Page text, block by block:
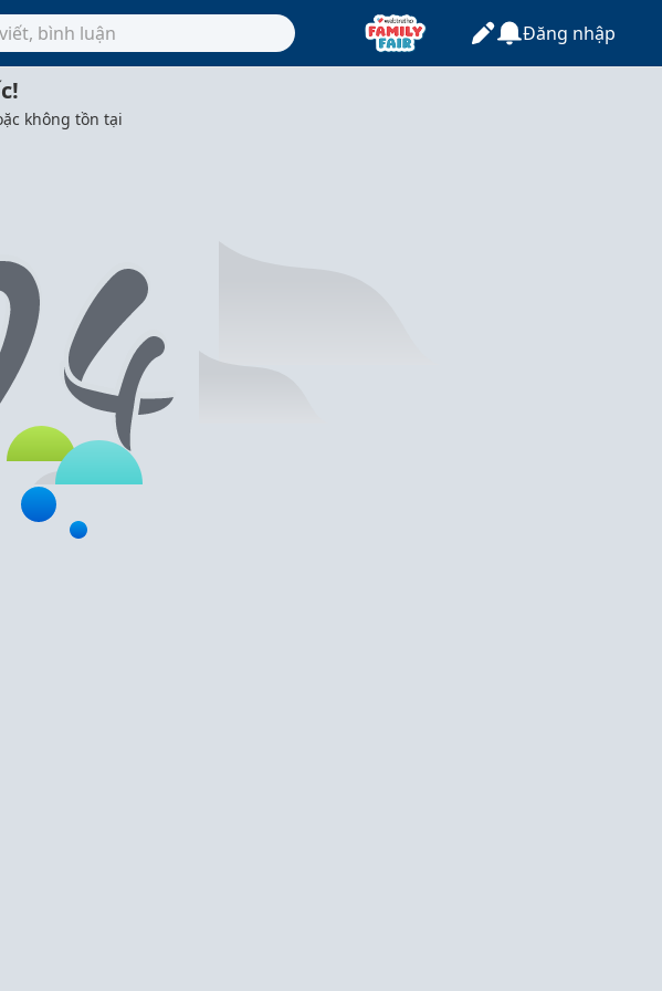
Đăng nhập
không tồn tại